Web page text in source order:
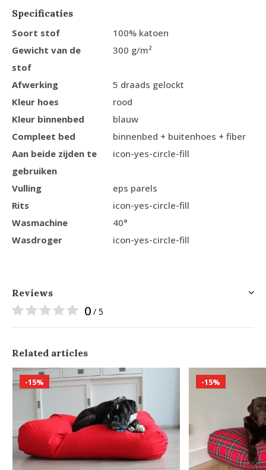
Specificaties
Soort stof
100% katoen
Gewicht van de
stof
300 g/m²
Afwerking
5 draads gelockt
Kleur hoes
rood
Kleur binnenbed
blauw
Compleet bed
binnenbed + buitenhoes + fiber
Aan beide zijden te
gebruiken
icon-yes-circle-fill
Vulling
eps parels
Rits
icon-yes-circle-fill
Wasmachine
40°
Wasdroger
icon-yes-circle-fill
Reviews
0 / 5
Related articles
-15% -15%